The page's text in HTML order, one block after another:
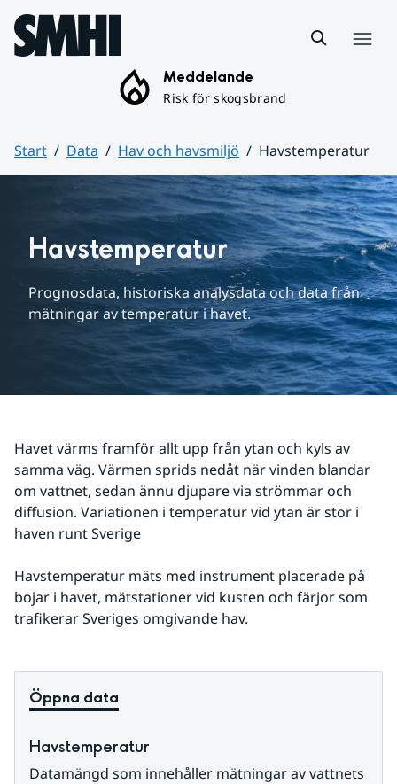
Hoppa till sidans innehåll
Meddelande
Risk för skogsbrand
Start Data Hav och havsmiljö
Havstemperatur
Huvudinnehåll
Havstemperatur
Prognosdata, historiska analysdata och data från
mätningar av temperatur i havet.
Havet värms framför allt upp från ytan och kyls av
samma väg. Värmen sprids nedåt när vinden blandar
om vattnet, sedan ännu djupare via strömmar och
diffusion. Variationen i temperatur vid ytan är stor i
haven runt Sverige
Havstemperatur mäts med instrument placerade på
bojar i havet, mätstationer vid kusten och färjor som
trafikerar Sveriges omgivande hav.
Öppna data
Havstemperatur
Datamängd som innehåller mätningar av vattnets